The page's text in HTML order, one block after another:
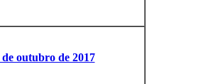
outubro de 2017